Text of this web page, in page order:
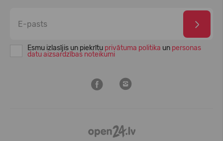
Esmu izlasījis un piekrītu privātuma politika un personas
datu aizsardzības noteikumi